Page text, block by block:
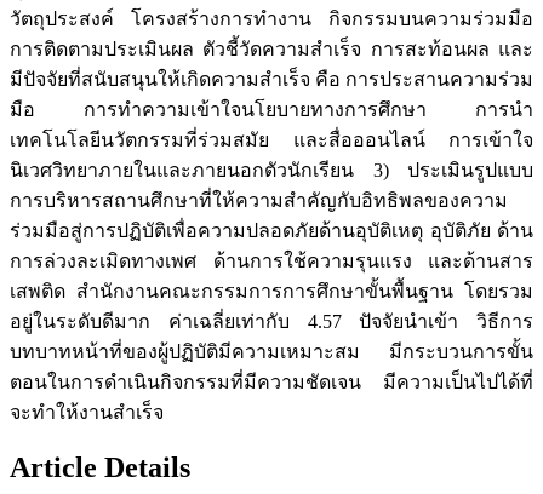
วัตถุประสงค์ โครงสร้างการทำงาน กิจกรรมบนความร่วมมือ
การติดตามประเมินผล ตัวชี้วัดความสำเร็จ การสะท้อนผล และ
มีปัจจัยที่สนับสนุนให้เกิดความสำเร็จ คือ การประสานความร่วม
มือ การทำความเข้าใจนโยบายทางการศึกษา การนำ
เทคโนโลยีนวัตกรรมที่ร่วมสมัย และสื่อออนไลน์ การเข้าใจ
นิเวศวิทยาภายในและภายนอกตัวนักเรียน 3) ประเมินรูปแบบ
การบริหารสถานศึกษาที่ให้ความสำคัญกับอิทธิพลของความ
ร่วมมือสู่การปฏิบัติเพื่อความปลอดภัยด้านอุบัติเหตุ อุบัติภัย ด้าน
การล่วงละเมิดทางเพศ ด้านการใช้ความรุนแรง และด้านสาร
เสพติด สำนักงานคณะกรรมการการศึกษาขั้นพื้นฐาน โดยรวม
อยู่ในระดับดีมาก ค่าเฉลี่ยเท่ากับ 4.57 ปัจจัยนำเข้า วิธีการ
บทบาทหน้าที่ของผู้ปฏิบัติมีความเหมาะสม มีกระบวนการขั้น
ตอนในการดำเนินกิจกรรมที่มีความชัดเจน มีความเป็นไปได้ที่
จะทำให้งานสำเร็จ
Article Details